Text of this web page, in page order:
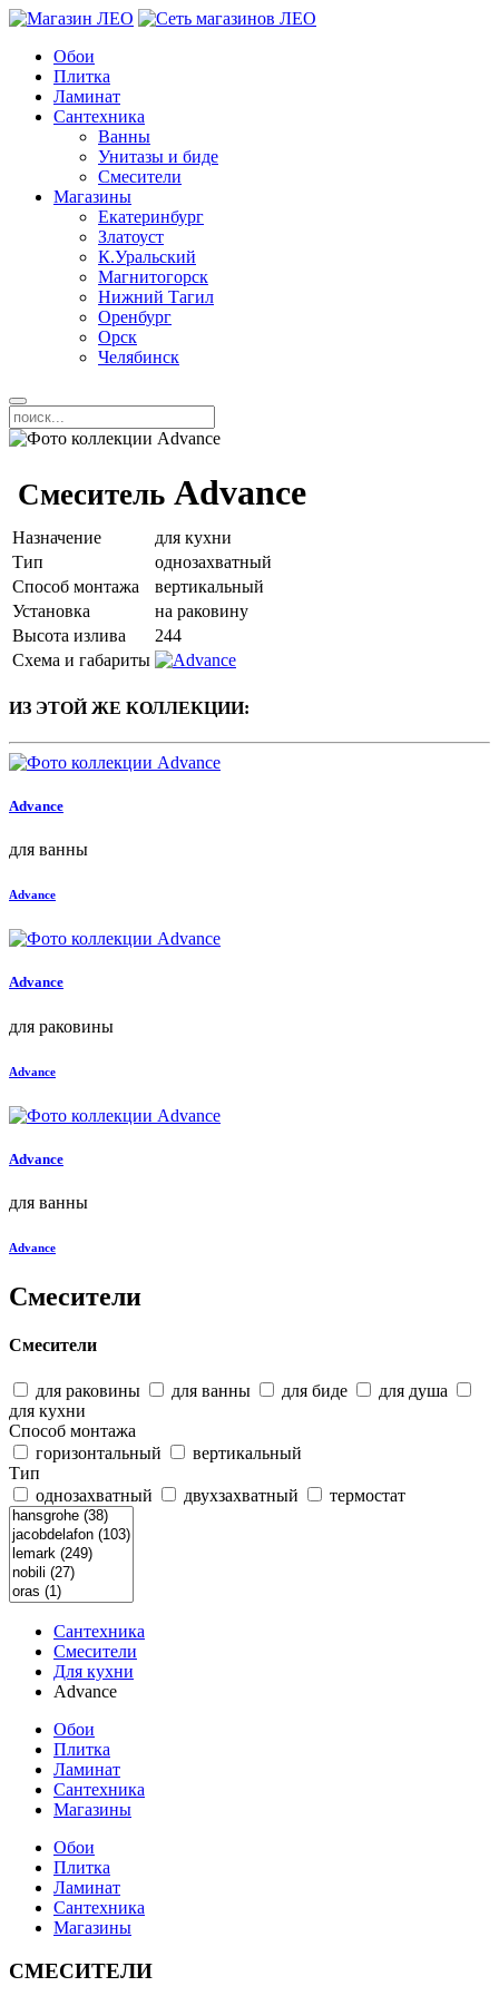
Обои
Плитка
Ламинат
Сантехника
Ванны
Унитазы и биде
Смесители
Магазины
Екатеринбург
Златоуст
К.Уральский
Магнитогорск
Нижний Тагил
Оренбург
Орск
Челябинск
Смеситель Advance
Назначение
для кухни
Тип
однозахватный
Способ монтажа
вертикальный
Установка
на раковину
Высота излива
244
Схема и габариты
ИЗ ЭТОЙ ЖЕ КОЛЛЕКЦИИ:
Advance
для ванны
Advance
Advance
для раковины
Advance
Advance
для ванны
Advance
Смесители
Смесители
для раковины для ванны для биде
для душа
для кухни
Способ монтажа
горизонтальный
вертикальный
Тип
однозахватный
двухзахватный термостат
Сантехника
Смесители
Для кухни
Advance
Обои
Плитка
Ламинат
Сантехника
Магазины
Обои
Плитка
Ламинат
Сантехника
Магазины
СМЕСИТЕЛИ